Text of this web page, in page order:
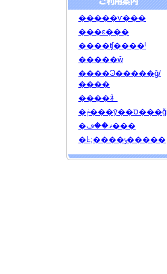
�����ѵ���
���ε���
����ʧ����ˡ
�����ŵ
����Ͽ�����ǧ/
����
����礻
�ݥ���ȳ��ס���ǧ
�ޥ��ڡ���
�Ŀ;����ݸ�����